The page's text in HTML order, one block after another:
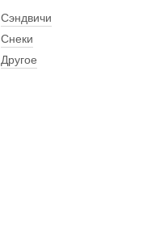
Сэндвичи
Снеки
Другое